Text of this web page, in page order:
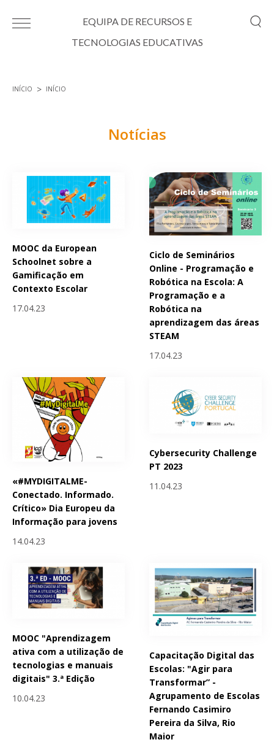
EQUIPA DE RECURSOS E
TECNOLOGIAS EDUCATIVAS
INÍCIO INÍCIO
Notícias
MOOC da European
Schoolnet sobre a
Gamificação em
Contexto Escolar
17.04.23
Ciclo de Seminários
Online - Programação e
Robótica na Escola: A
Programação e a
Robótica na
aprendizagem das áreas
STEAM
17.04.23
«#MYDIGITALME-
Conectado. Informado.
Crítico» Dia Europeu da
Informação para jovens
14.04.23
Cybersecurity Challenge
PT 2023
11.04.23
MOOC "Aprendizagem
ativa com a utilização de
tecnologias e manuais
digitais" 3.ª Edição
10.04.23
Capacitação Digital das
Escolas: "Agir para
Transformar” -
Agrupamento de Escolas
Fernando Casimiro
Pereira da Silva, Rio
Maior
Páginas